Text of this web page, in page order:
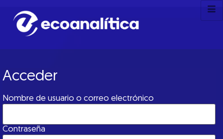
Acceder
Nombre de usuario o correo electrónico
Contraseña